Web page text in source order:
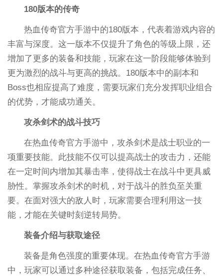
180版本的传奇
热血传奇官方手游中的180版本，代表着游戏内容的
丰富与深度。这一版本不仅提升了角色的等级上限，还
增加了更多的装备和技能，玩家在这一阶段能够体验到
更为激烈的战斗与更高的挑战。180版本中的副本和
Boss也相应提高了难度，需要玩家们充分发挥职业组合
的优势，才能成功通关。
攻杀剑术的战斗技巧
在热血传奇官方手游中，攻杀剑术是战士职业的一
项重要技能。此技能不仅可以提高战士的攻击力，还能
在一定时间内增加其暴击率，使得战士在战斗中更具威
胁性。掌握攻杀剑术的时机，对于战斗的胜负至关重
要。在面对强大的敌人时，玩家需要合理利用这一技
能，才能在关键时刻逆转局势。
装备介绍与获取途径
装备是角色强度的重要体现。在热血传奇官方手游
中，玩家可以通过多种途径获取装备，包括完成任务、